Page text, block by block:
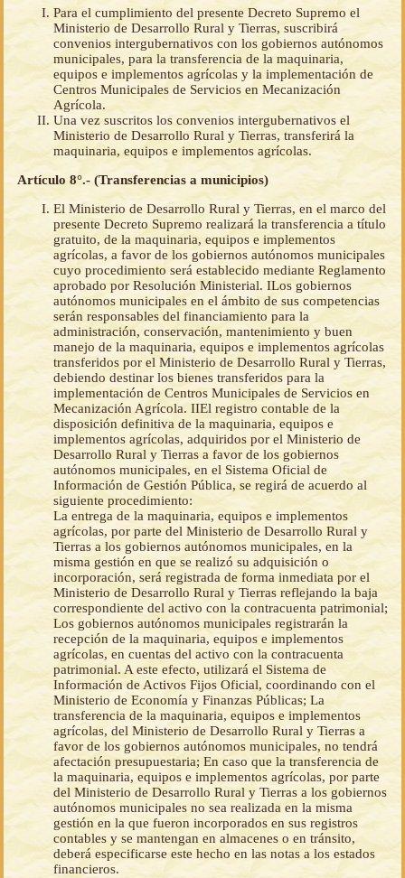
Para el cumplimiento del presente Decreto Supremo el
Ministerio de Desarrollo Rural y Tierras, suscribirá
convenios intergubernativos con los gobiernos autónomos
municipales, para la transferencia de la maquinaria,
equipos e implementos agrícolas y la implementación de
Centros Municipales de Servicios en Mecanización
Agrícola.
Una vez suscritos los convenios intergubernativos el
Ministerio de Desarrollo Rural y Tierras, transferirá la
maquinaria, equipos e implementos agrícolas.
Artículo 8°.- (Transferencias a municipios)
El Ministerio de Desarrollo Rural y Tierras, en el marco del
presente Decreto Supremo realizará la transferencia a título
gratuito, de la maquinaria, equipos e implementos
agrícolas, a favor de los gobiernos autónomos municipales
cuyo procedimiento será establecido mediante Reglamento
aprobado por Resolución Ministerial. ILos gobiernos
autónomos municipales en el ámbito de sus competencias
serán responsables del financiamiento para la
administración, conservación, mantenimiento y buen
manejo de la maquinaria, equipos e implementos agrícolas
transferidos por el Ministerio de Desarrollo Rural y Tierras,
debiendo destinar los bienes transferidos para la
implementación de Centros Municipales de Servicios en
Mecanización Agrícola. IIEl registro contable de la
disposición definitiva de la maquinaria, equipos e
implementos agrícolas, adquiridos por el Ministerio de
Desarrollo Rural y Tierras a favor de los gobiernos
autónomos municipales, en el Sistema Oficial de
Información de Gestión Pública, se regirá de acuerdo al
siguiente procedimiento:
La entrega de la maquinaria, equipos e implementos
agrícolas, por parte del Ministerio de Desarrollo Rural y
Tierras a los gobiernos autónomos municipales, en la
misma gestión en que se realizó su adquisición o
incorporación, será registrada de forma inmediata por el
Ministerio de Desarrollo Rural y Tierras reflejando la baja
correspondiente del activo con la contracuenta patrimonial;
Los gobiernos autónomos municipales registrarán la
recepción de la maquinaria, equipos e implementos
agrícolas, en cuentas del activo con la contracuenta
patrimonial. A este efecto, utilizará el Sistema de
Información de Activos Fijos Oficial, coordinando con el
Ministerio de Economía y Finanzas Públicas; La
transferencia de la maquinaria, equipos e implementos
agrícolas, del Ministerio de Desarrollo Rural y Tierras a
favor de los gobiernos autónomos municipales, no tendrá
afectación presupuestaria; En caso que la transferencia de
la maquinaria, equipos e implementos agrícolas, por parte
del Ministerio de Desarrollo Rural y Tierras a los gobiernos
autónomos municipales no sea realizada en la misma
gestión en la que fueron incorporados en sus registros
contables y se mantengan en almacenes o en tránsito,
deberá especificarse este hecho en las notas a los estados
financieros.